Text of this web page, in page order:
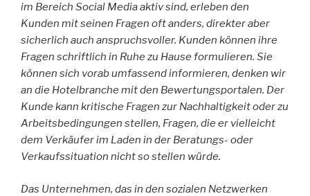
im Bereich Social Media aktiv sind, erleben den
Kunden mit seinen Fragen oft anders, direkter aber
sicherlich auch anspruchsvoller. Kunden können ihre
Fragen schriftlich in Ruhe zu Hause formulieren. Sie
können sich vorab umfassend informieren, denken wir
an die Hotelbranche mit den Bewertungsportalen. Der
Kunde kann kritische Fragen zur Nachhaltigkeit oder zu
Arbeitsbedingungen stellen, Fragen, die er vielleicht
dem Verkäufer im Laden in der Beratungs- oder
Verkaufssituation nicht so stellen würde.
Das Unternehmen, das in den sozialen Netzwerken